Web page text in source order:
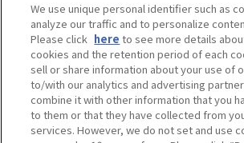
ざいますのでご了承ください。
privacypolicy
Do Not
ウェブサイトご利用条件
ソーシャ
個人情報保護方針
お問い
We use unique personal identifier such as
analyze our traffic and to personalize
Please click here to see more details
cookies and the retention period of each
sell or share information about your use of
to/with our analytics and advertising
combine it with other information that you
to them or that they have collected from
services. However, we do not set and use